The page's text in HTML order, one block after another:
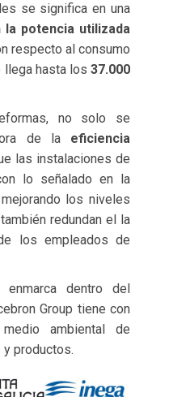
se significa en una
la potencia utilizada
respecto al consumo
llega hasta los 37.000
no solo se
de la eficiencia
las instalaciones de
lo señalado en la
los niveles
redundan el la
los empleados de
enmarca dentro del
Group tiene con
medio ambiental de
productos.